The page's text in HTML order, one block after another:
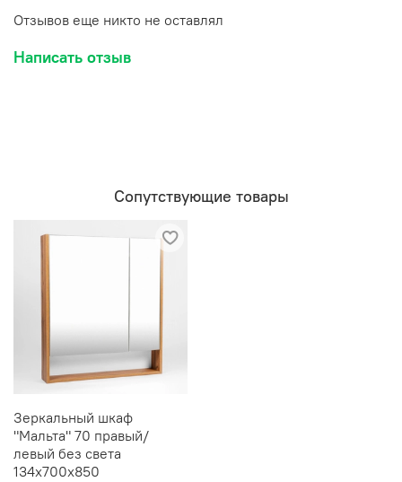
Отзывов еще никто не оставлял
Написать отзыв
Сопутствующие товары
Зеркальный шкаф
"Мальта" 70 правый/
левый без света
134х700х850